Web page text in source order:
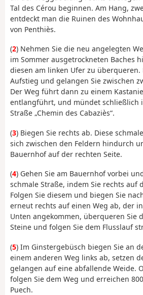
Tal des Cérou beginnen. Am Hang,
entdeckt man die Ruinen des
von Penthiès.
(2) Nehmen Sie die neu angelegten
im Sommer ausgetrockneten Baches
diesen am linken Ufer zu überqueren.
Aufstieg und gelangen Sie zwischen
Der Weg führt dann zu einem
entlangführt, und mündet schließlich
Straße „Chemin des Cabaziès“.
(3) Biegen Sie rechts ab. Diese
sich zwischen den Feldern hindurch
Bauernhof auf der rechten Seite.
(4) Gehen Sie am Bauernhof vorbei
schmale Straße, indem Sie rechts auf
Folgen Sie diesem und biegen Sie
erneut rechts auf einen Weg ab, der
Unten angekommen, überqueren Sie
Steine und folgen Sie dem Flusslauf
(5) Im Ginstergebüsch biegen Sie an
einem anderen Weg links ab, setzen
gelangen auf eine abfallende Weide.
folgen Sie dem Weg und erreichen
Puech.